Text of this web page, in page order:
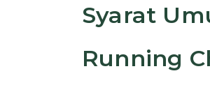
Syarat
Running